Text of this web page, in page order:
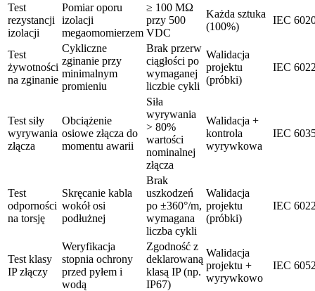
Test
rezystancji
izolacji
Pomiar oporu
izolacji
megaomomierzem
≥ 100 MΩ
przy 500
VDC
Każda sztuka
(100%)
IEC
Test
żywotności
na zginanie
Cykliczne
zginanie przy
minimalnym
promieniu
Brak przerw
ciągłości po
wymaganej
liczbie cykli
Walidacja
projektu
(próbki)
IEC
Test siły
wyrywania
złącza
Obciążenie
osiowe złącza do
momentu awarii
Siła
wyrywania
> 80%
wartości
nominalnej
złącza
Walidacja +
kontrola
wyrywkowa
IEC
Test
odporności
na torsję
Skręcanie kabla
wokół osi
podłużnej
Brak
uszkodzeń
po ±360°/m,
wymagana
liczba cykli
Walidacja
projektu
(próbki)
IEC
Test klasy
IP złączy
Weryfikacja
stopnia ochrony
przed pyłem i
wodą
Zgodność z
deklarowaną
klasą IP (np.
IP67)
Walidacja
projektu +
wyrywkowo
IEC